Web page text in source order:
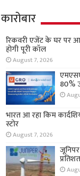
कारोबार
रिकवरी एजेंट के घर पर
होगी पूरी कॉल
August 7, 2026
80%
भारत आ रहा किम
स्टोर
August 7, 2026